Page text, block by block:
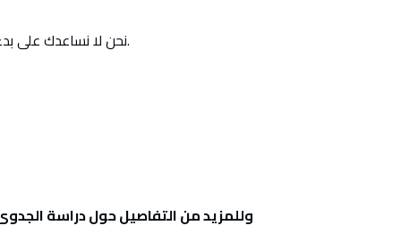
نحن لا نساعدك على بدء مشروع فقط… بل نساعدك على بناء مشروع ناجح من البداية.
وللمزيد من التفاصيل حول دراسة